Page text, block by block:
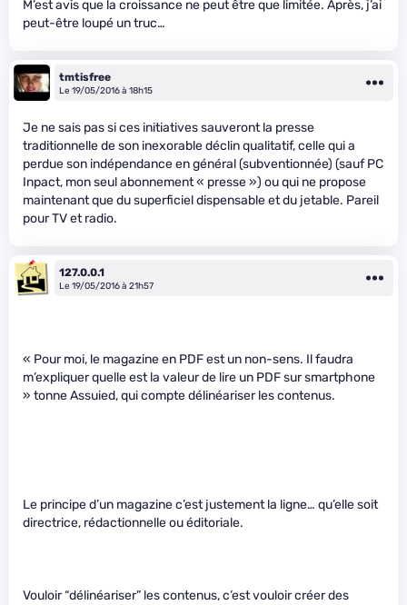
M’est avis que la croissance ne peut être que limitée. Après, j’ai
peut-être loupé un truc…
tmtisfree
Le 19/05/2016 à 18h15
Je ne sais pas si ces initiatives sauveront la presse
traditionnelle de son inexorable déclin qualitatif, celle qui a
perdue son indépendance en général (subventionnée) (sauf PC
Inpact, mon seul abonnement « presse ») ou qui ne propose
maintenant que du superficiel dispensable et du jetable. Pareil
pour TV et radio.
127.0.0.1
Le 19/05/2016 à 21h57
« Pour moi, le magazine en PDF est un non-sens. Il faudra
m’expliquer quelle est la valeur de lire un PDF sur smartphone
» tonne Assuied, qui compte délinéariser les contenus.
Le principe d’un magazine c’est justement la ligne… qu’elle soit
directrice, rédactionnelle ou éditoriale.
Vouloir “délinéariser” les contenus, c’est vouloir créer des